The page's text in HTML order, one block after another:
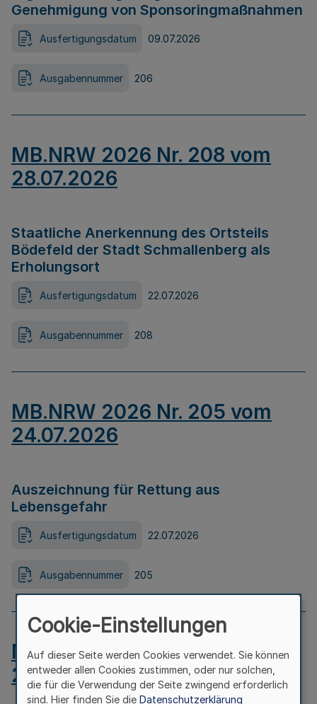
Genehmigung von Sponsoringmaßnahmen
Ausfertigungsdatum 09.07.2026
Ausgabennummer 206
MB.NRW 2026 Nr. 208 vom
28.07.2026
Staatliche Anerkennung des Ortsteils
Bödefeld der Stadt Schmallenberg als
Erholungsort
Ausfertigungsdatum 22.07.2026
Ausgabennummer 208
MB.NRW 2026 Nr. 205 vom
24.07.2026
Auszeichnung für Rettung aus
Lebensgefahr
Ausfertigungsdatum 22.07.2026
Ausgabennummer 205
MB.NRW 2026 Nr. 204 vom
24.07.2026
Cookie-Einstellungen
Auf dieser Seite werden Cookies verwendet. Sie können
entweder allen Cookies zustimmen, oder nur solchen,
die für die Verwendung der Seite zwingend erforderlich
sind. Hier finden Sie die Datenschutzerklärung